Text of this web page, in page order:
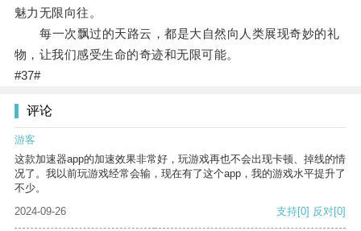
魅力无限向往。
每一次飘过的天路云，都是大自然向人类展现奇妙的礼
物，让我们感受生命的奇迹和无限可能。
#37#
评论
游客
这款加速器app的加速效果非常好，玩游戏再也不会出现卡顿、掉线的情
况了。我以前玩游戏经常会输，现在有了这个app，我的游戏水平提升了
不少。
2024-09-26
支持[0] 反对[0]